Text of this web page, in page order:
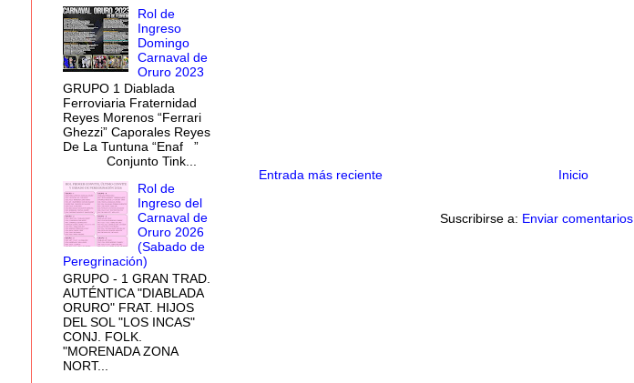
Entrada más reciente Inicio
Suscribirse a: Enviar
Rol de
Ingreso
Domingo
Carnaval de
Oruro 2023
GRUPO 1 Diablada
Ferroviaria Fraternidad
Reyes Morenos “Ferrari
Ghezzi” Caporales Reyes
De La Tuntuna “Enaf ”
Conjunto Tink...
Rol de
Ingreso del
Carnaval de
Oruro 2026
(Sabado de
Peregrinación)
GRUPO - 1 GRAN TRAD.
AUTÉNTICA "DIABLADA
ORURO" FRAT. HIJOS
DEL SOL "LOS INCAS"
CONJ. FOLK.
"MORENADA ZONA
NORT...